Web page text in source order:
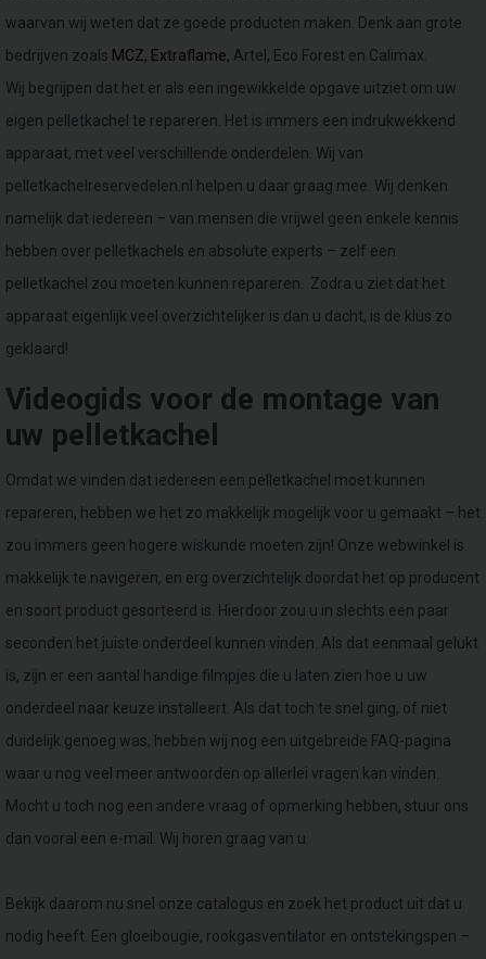
waarvan wij weten dat ze goede producten maken. Denk aan grote
bedrijven zoals MCZ, Extraflame, Artel, Eco Forest en Calimax.
Wij begrijpen dat het er als een ingewikkelde opgave uitziet om uw
eigen pelletkachel te repareren. Het is immers een indrukwekkend
apparaat, met veel verschillende onderdelen. Wij van
pelletkachelreservedelen.nl helpen u daar graag mee. Wij denken
namelijk dat iedereen – van mensen die vrijwel geen enkele kennis
hebben over pelletkachels en absolute experts – zelf een
pelletkachel zou moeten kunnen repareren. Zodra u ziet dat het
apparaat eigenlijk veel overzichtelijker is dan u dacht, is de klus zo
geklaard!
Videogids voor de montage van
uw pelletkachel
Omdat we vinden dat iedereen een pelletkachel moet kunnen
repareren, hebben we het zo makkelijk mogelijk voor u gemaakt – het
zou immers geen hogere wiskunde moeten zijn! Onze webwinkel is
makkelijk te navigeren, en erg overzichtelijk doordat het op producent
en soort product gesorteerd is. Hierdoor zou u in slechts een paar
seconden het juiste onderdeel kunnen vinden. Als dat eenmaal gelukt
is, zijn er een aantal handige filmpjes die u laten zien hoe u uw
onderdeel naar keuze installeert. Als dat toch te snel ging, of niet
duidelijk genoeg was, hebben wij nog een uitgebreide FAQ-pagina
waar u nog veel meer antwoorden op allerlei vragen kan vinden.
Mocht u toch nog een andere vraag of opmerking hebben, stuur ons
dan vooral een e-mail. Wij horen graag van u.
Bekijk daarom nu snel onze catalogus en zoek het product uit dat u
nodig heeft. Een gloeibougie, rookgasventilator en ontstekingspen –